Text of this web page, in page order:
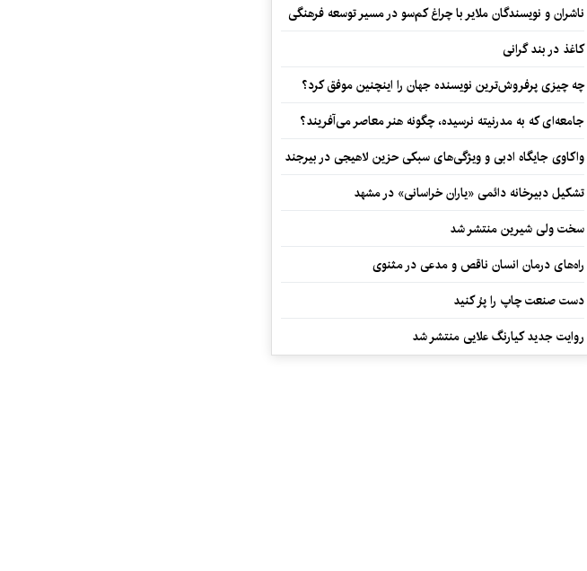
ناشران و نویسندگان ملایر با چراغ کم‌سو در مسیر توسعه فرهنگی
کاغذ در بند گرانی
چه چیزی پرفروش‌ترین نویسنده جهان را اینچنین موفق کرد؟
جامعه‌ای که به مدرنیته نرسیده، چگونه هنر معاصر می‌آفریند؟
واکاوی جایگاه ادبی و ویژگی‌های سبکی حزین لاهیجی در بیرجند
تشکیل دبیرخانه دائمی «یاران خراسانی» در مشهد
سخت ولی شیرین منتشر شد
راه‌های درمان انسان ناقص و مدعی در مثنوی
دست صنعت چاپ را پرُ کنید
روایت جدید کیارنگ علایی منتشر شد